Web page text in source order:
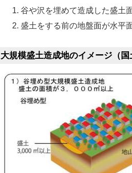
谷や沢を埋めて造成した盛土
盛土をする前の地盤面が水平
大規模盛土造成地のイメージ（国